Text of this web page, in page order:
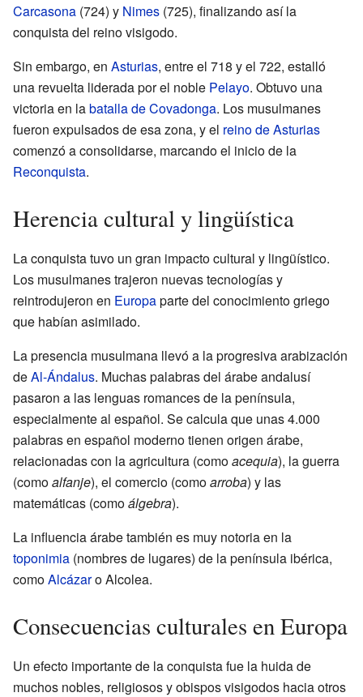
Carcasona (724) y Nimes (725), finalizando así la
conquista del reino visigodo.
Sin embargo, en Asturias, entre el 718 y el 722, estalló
una revuelta liderada por el noble Pelayo. Obtuvo una
victoria en labatalla de Covadonga. Los musulmanes
fueron expulsados de esa zona, y el reino de Asturias
comenzó a consolidarse, marcando el inicio de la
Reconquista.
Herencia cultural y lingüística
La conquista tuvo un gran impacto cultural y lingüístico.
Los musulmanes trajeron nuevas tecnologías y
reintrodujeron en Europaparte del conocimiento griego
que habían asimilado.
La presencia musulmana llevó a la progresiva arabización
deAl-Ándalus. Muchas palabras del árabe andalusí
pasaron a las lenguas romances de la península,
especialmente al español. Se calcula que unas 4.000
palabras en español moderno tienen origen árabe,
relacionadas con la agricultura (comoacequia), la guerra
(comoalfanje), el comercio (comoarroba) y las
matemáticas (comoálgebra).
La influencia árabe también es muy notoria en la
toponimia (nombres de lugares) de la península ibérica,
comoAlcázaro Alcolea.
Consecuencias culturales en Europa
Un efecto importante de la conquista fue la huida de
muchos nobles, religiosos y obispos visigodos hacia otros